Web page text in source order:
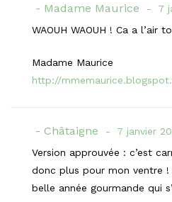
Madame Maurice 7
WAOUH WAOUH ! Ca a l’air
Madame Maurice
http://
Châtaigne 7 janvier
Version approuvée : c’est
donc plus pour mon ventre !
belle année gourmande qui